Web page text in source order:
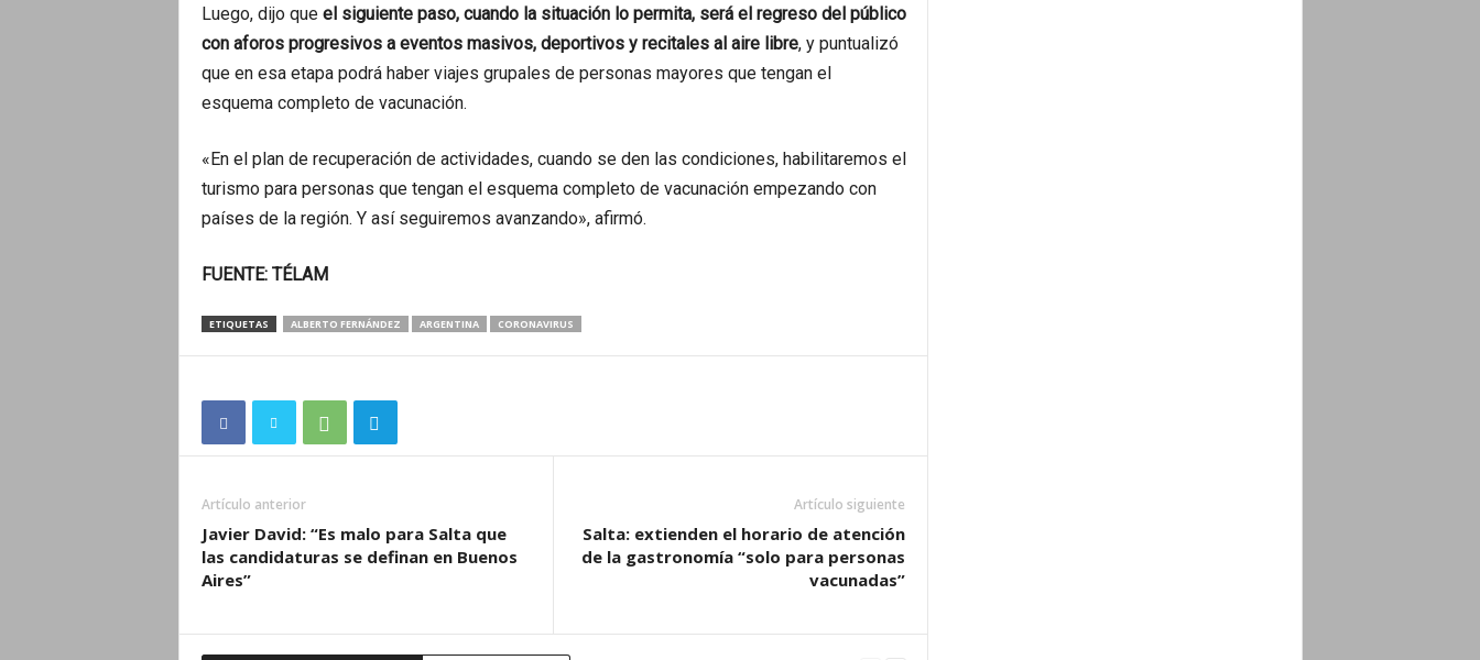
Luego, dijo que el siguiente paso, cuando la situación lo permita, será el regreso del público
con aforos progresivos a eventos masivos, deportivos y recitales al aire libre, y puntualizó
que en esa etapa podrá haber viajes grupales de personas mayores que tengan el
esquema completo de vacunación.
«En el plan de recuperación de actividades, cuando se den las condiciones, habilitaremos el
turismo para personas que tengan el esquema completo de vacunación empezando con
países de la región. Y así seguiremos avanzando», afirmó.
FUENTE: TÉLAM
ETIQUETAS ALBERTO FERNÁNDEZ ARGENTINA CORONAVIRUS
Artículo anterior
Javier David: “Es malo para Salta que
las candidaturas se definan en Buenos
Aires”
Artículo siguiente
Salta: extienden el horario de atención
de la gastronomía “solo para personas
vacunadas”